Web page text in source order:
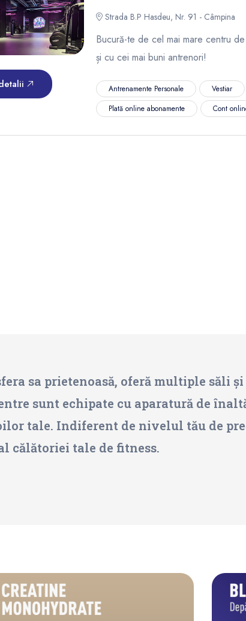
Strada B.P Hasdeu, Nr. 91 - Câmpina
Bucură-te de cel mai mare centru
și cu cei mai buni antrenori!
Antrenamente Personale Vestiar
Plată online abonamente
Cont
sa prietenoasă, oferă multiple săli
sunt echipate cu aparatură de
tale. Indiferent de nivelul tău de
călătoriei tale de fitness.